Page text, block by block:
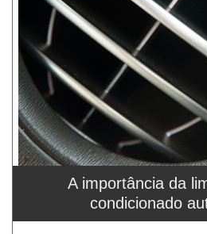
A importância da
condicionado